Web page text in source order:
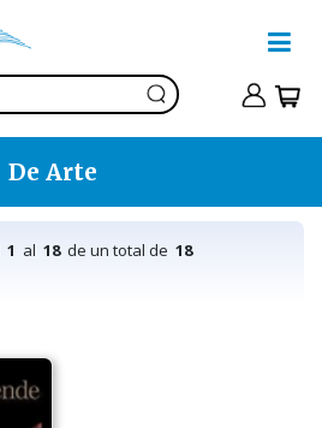
De Arte
1 al 18de un total de 18